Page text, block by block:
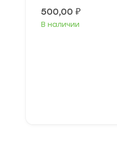
500,00 ₽
В наличии